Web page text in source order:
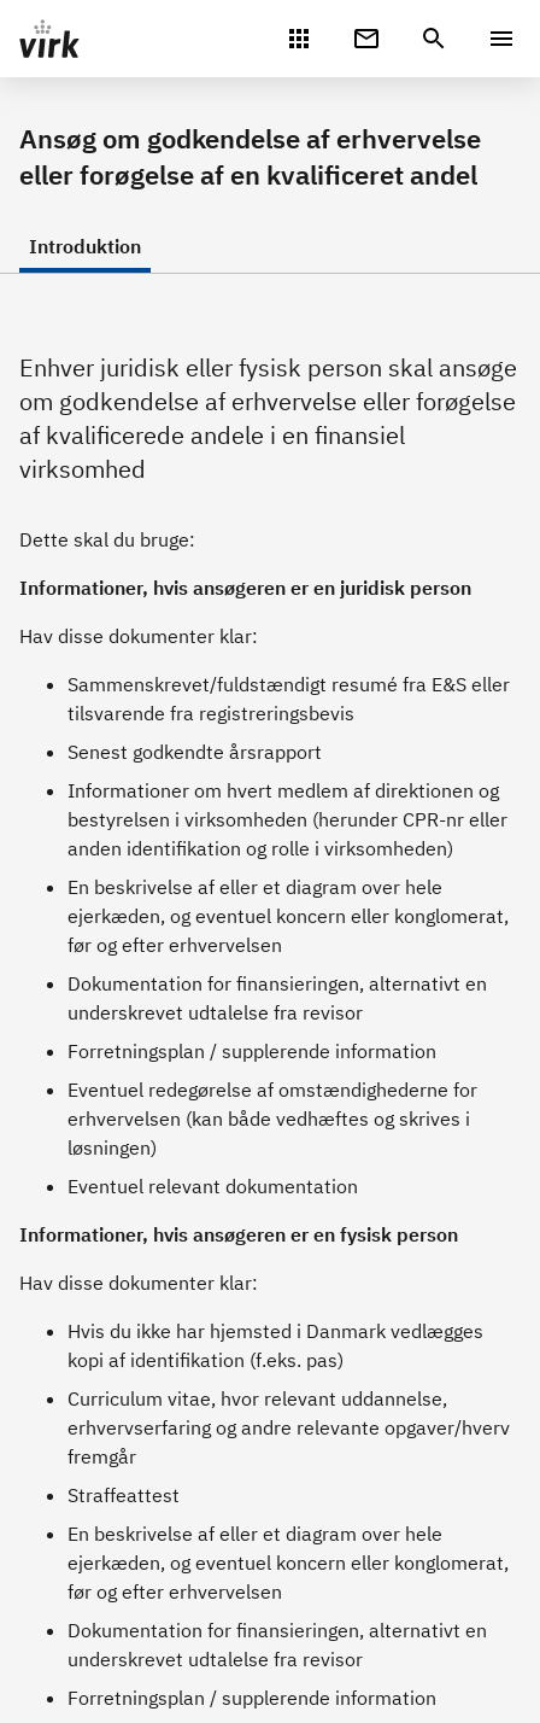
Gå direkte til indhold
Ansøg om godkendelse af erhvervelse
eller forøgelse af en kvalificeret andel
Introduktion
Enhver juridisk eller fysisk person skal ansøge
om godkendelse af erhvervelse eller forøgelse
af kvalificerede andele i en finansiel
virksomhed
Dette skal du bruge:
Informationer, hvis ansøgeren er en juridisk person
Hav disse dokumenter klar:
Sammenskrevet/fuldstændigt resumé fra E&S eller
tilsvarende fra registreringsbevis
Senest godkendte årsrapport
Informationer om hvert medlem af direktionen og
bestyrelsen i virksomheden (herunder CPR-nr eller
anden identifikation og rolle i virksomheden)
En beskrivelse af eller et diagram over hele
ejerkæden, og eventuel koncern eller konglomerat,
før og efter erhvervelsen
Dokumentation for finansieringen, alternativt en
underskrevet udtalelse fra revisor
Forretningsplan / supplerende information
Eventuel redegørelse af omstændighederne for
erhvervelsen (kan både vedhæftes og skrives i
løsningen)
Eventuel relevant dokumentation
Informationer, hvis ansøgeren er en fysisk person
Hav disse dokumenter klar:
Hvis du ikke har hjemsted i Danmark vedlægges
kopi af identifikation (f.eks. pas)
Curriculum vitae, hvor relevant uddannelse,
erhvervserfaring og andre relevante opgaver/hverv
fremgår
Straffeattest
En beskrivelse af eller et diagram over hele
ejerkæden, og eventuel koncern eller konglomerat,
før og efter erhvervelsen
Dokumentation for finansieringen, alternativt en
underskrevet udtalelse fra revisor
Forretningsplan / supplerende information